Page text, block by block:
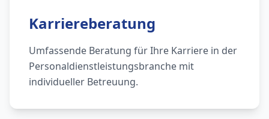
Karriereberatung
Umfassende Beratung für Ihre Karriere in der
Personaldienstleistungsbranche mit
individueller Betreuung.